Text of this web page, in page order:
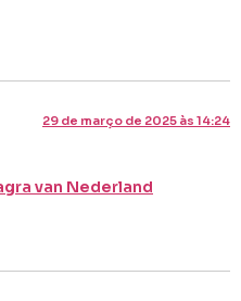
29 de março de 2025 às 14:24
van Nederland